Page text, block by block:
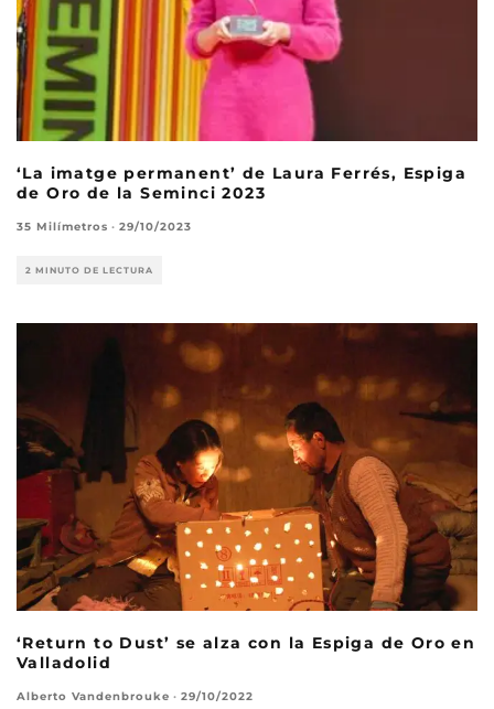
‘La imatge permanent’ de Laura Ferrés, Espiga
de Oro de la Seminci 2023
35 Milímetros · 29/10/2023
2 MINUTO DE LECTURA
‘Return to Dust’ se alza con la Espiga de Oro en
Valladolid
Alberto Vandenbrouke · 29/10/2022